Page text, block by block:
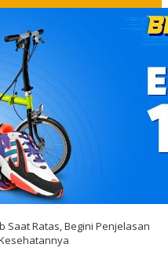
Saat Ratas, Begini Penjelasan